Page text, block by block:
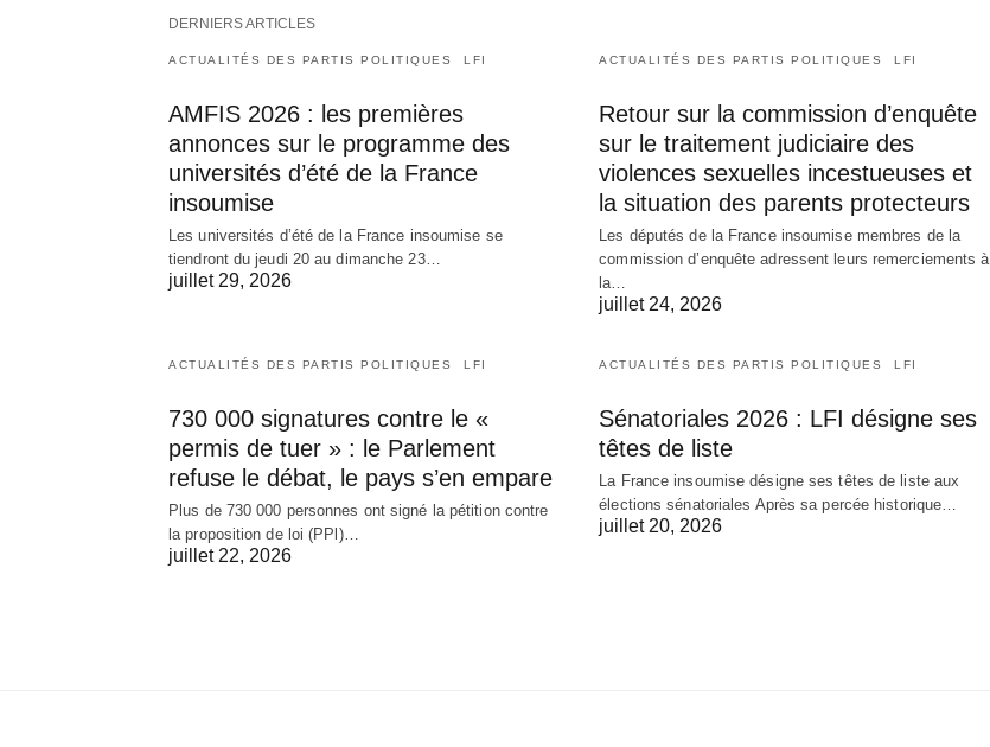
DERNIERS ARTICLES
ACTUALITÉS DES PARTIS POLITIQUES LFI
AMFIS 2026 : les premières
annonces sur le programme des
universités d’été de la France
insoumise
Les universités d’été de la France insoumise se
tiendront du jeudi 20 au dimanche 23…
juillet 29, 2026
ACTUALITÉS DES PARTIS POLITIQUES LFI
Retour sur la commission d’enquête
sur le traitement judiciaire des
violences sexuelles incestueuses et
la situation des parents protecteurs
Les députés de la France insoumise membres de la
commission d’enquête adressent leurs remerciements à
la…
juillet 24, 2026
ACTUALITÉS DES PARTIS POLITIQUES LFI
730 000 signatures contre le «
permis de tuer » : le Parlement
refuse le débat, le pays s’en empare
Plus de 730 000 personnes ont signé la pétition contre
la proposition de loi (PPl)…
juillet 22, 2026
ACTUALITÉS DES PARTIS POLITIQUES LFI
Sénatoriales 2026 : LFI désigne ses
têtes de liste
La France insoumise désigne ses têtes de liste aux
élections sénatoriales Après sa percée historique…
juillet 20, 2026